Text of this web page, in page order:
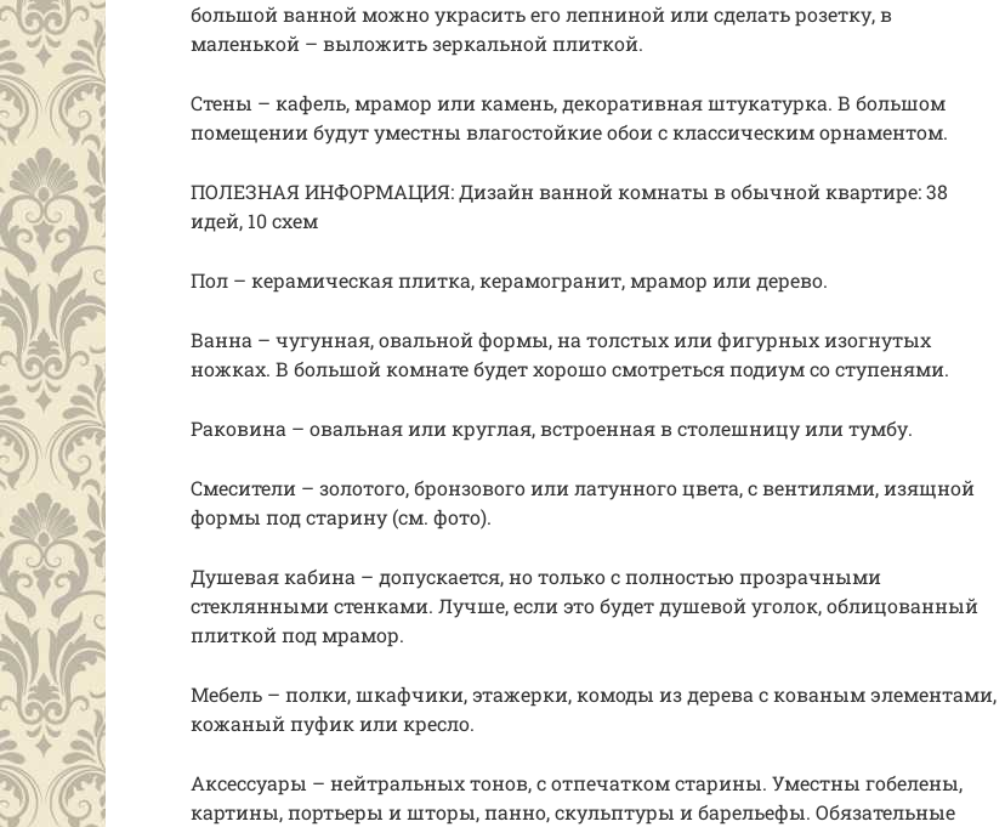
большой ванной можно украсить его лепниной или сделать розетку, в
маленькой – выложить зеркальной плиткой.
Стены – кафель, мрамор или камень, декоративная штукатурка. В большом
помещении будут уместны влагостойкие обои с классическим орнаментом.
ПОЛЕЗНАЯ ИНФОРМАЦИЯ: Дизайн ванной комнаты в обычной квартире: 38
идей, 10 схем
Пол – керамическая плитка, керамогранит, мрамор или дерево.
Ванна – чугунная, овальной формы, на толстых или фигурных изогнутых
ножках. В большой комнате будет хорошо смотреться подиум со ступенями.
Раковина – овальная или круглая, встроенная в столешницу или тумбу.
Смесители – золотого, бронзового или латунного цвета, с вентилями, изящной
формы под старину (см. фото).
Душевая кабина – допускается, но только с полностью прозрачными
стеклянными стенками. Лучше, если это будет душевой уголок, облицованный
плиткой под мрамор.
Мебель – полки, шкафчики, этажерки, комоды из дерева с кованым элементами,
кожаный пуфик или кресло.
Аксессуары – нейтральных тонов, с отпечатком старины. Уместны гобелены,
картины, портьеры и шторы, панно, скульптуры и барельефы. Обязательные